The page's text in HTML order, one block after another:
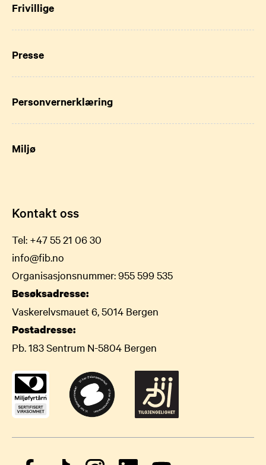
Frivillige
Presse
Personvernerklæring
Miljø
Kontakt oss
Tel: +47 55 21 06 30
info@fib.no
Organisasjonsnummer: 955 599 535
Besøksadresse:
Vaskerelvsmauet 6, 5014 Bergen
Postadresse:
Pb. 183 Sentrum N-5804 Bergen